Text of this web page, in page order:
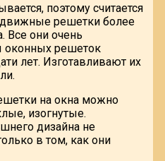
поэтому считается
решетки более
Все они очень
оконных решеток
лет. Изготавливают их
на окна можно
изогнутые.
дизайна не
в том, как они